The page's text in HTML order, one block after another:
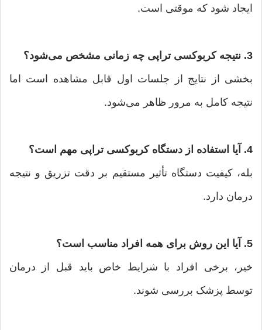
ایجاد شود که موقتی است.
3. نتیجه کربوکسی تراپی چه زمانی مشخص می‌شود؟
بخشی از نتایج از جلسات اول قابل مشاهده است اما
نتیجه کامل به مرور ظاهر می‌شود.
4. آیا استفاده از دستگاه کربوکسی تراپی مهم است؟
بله، کیفیت دستگاه تأثیر مستقیم بر دقت تزریق و نتیجه
درمان دارد.
5. آیا این روش برای همه افراد مناسب است؟
خیر، برخی افراد با شرایط خاص باید قبل از درمان
توسط پزشک بررسی شوند.